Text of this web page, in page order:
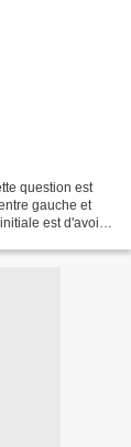
question est
gauche et
est d'avoir